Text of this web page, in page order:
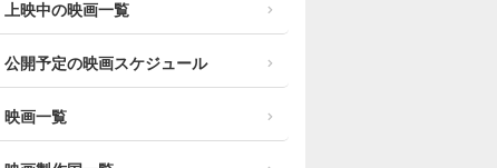
上映中の映画一覧
公開予定の映画スケジュール
映画一覧